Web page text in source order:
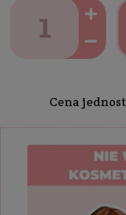
Cena